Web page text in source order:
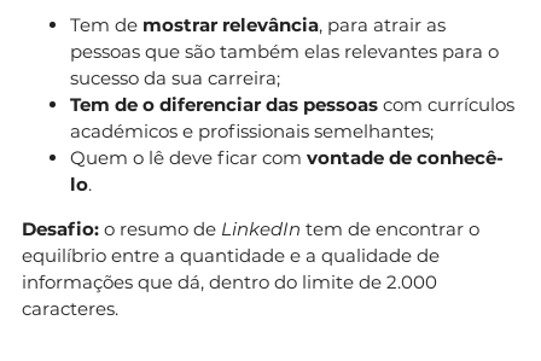
Tem de mostrar relevância, para atrair as
pessoas que são também elas relevantes para o
sucesso da sua carreira;
Tem de o diferenciar das pessoas com currículos
académicos e profissionais semelhantes;
Quem o lê deve ficar com vontade de conhecê-
lo.
Desafio: o resumo de LinkedIn tem de encontrar o
equilíbrio entre a quantidade e a qualidade de
informações que dá, dentro do limite de 2.000
caracteres.